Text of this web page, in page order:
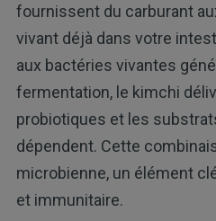
fournissent du carburant
vivant déjà dans votre
aux bactéries vivantes
fermentation, le kimchi
probiotiques et les
dépendent. Cette
microbienne, un élément
et immunitaire.